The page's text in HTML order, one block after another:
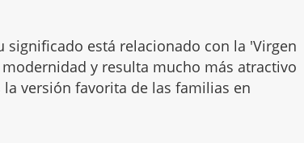
significado está relacionado con la 'Virgen
y resulta mucho más atractivo
versión favorita de las familias en